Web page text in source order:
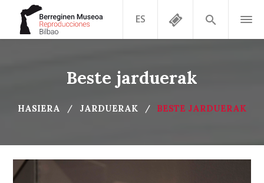
ES
Beste jarduerak
HASIERA JARDUERAK BESTE JARDUERAK